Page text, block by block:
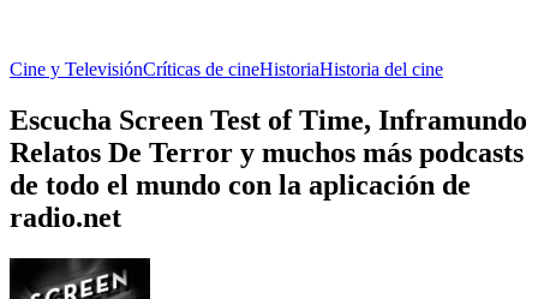
Cine y TelevisiónCríticas de cineHistoriaHistoria del cine
Escucha Screen Test of Time, Inframundo
Relatos De Terror y muchos más podcasts
de todo el mundo con la aplicación de
radio.net